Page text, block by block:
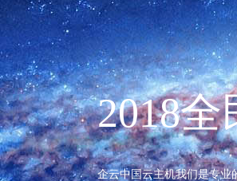
2018
企云中国云主机我们是专业